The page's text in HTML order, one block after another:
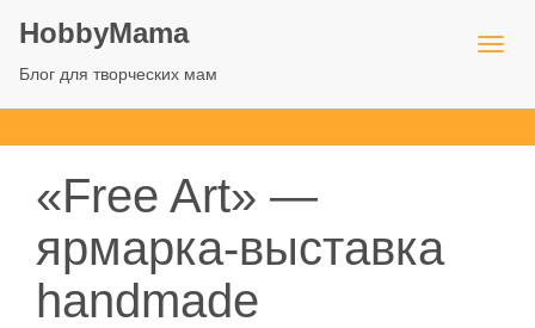
HobbyMama
Блог для творческих мам
«Free Art» —
ярмарка-выставка
handmade